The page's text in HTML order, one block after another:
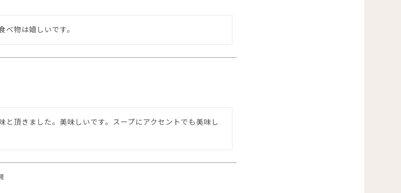
べ物は嬉しいです。
と頂きました。美味しいです。スープにアクセントでも美味し